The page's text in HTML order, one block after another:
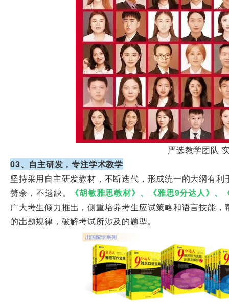
严选教学团队
03、自主研发，专注学术教学
坚持采用自主研发教材，不断迭代，形成统一的大纲有
赘余，不遗缺。
《胡敏雅思教材》、《雅思9分达人》、
广大考生倾力推岀，侧重培养考生应试策略和语言技能
的岀题规律，破解考试所涉及的题型。